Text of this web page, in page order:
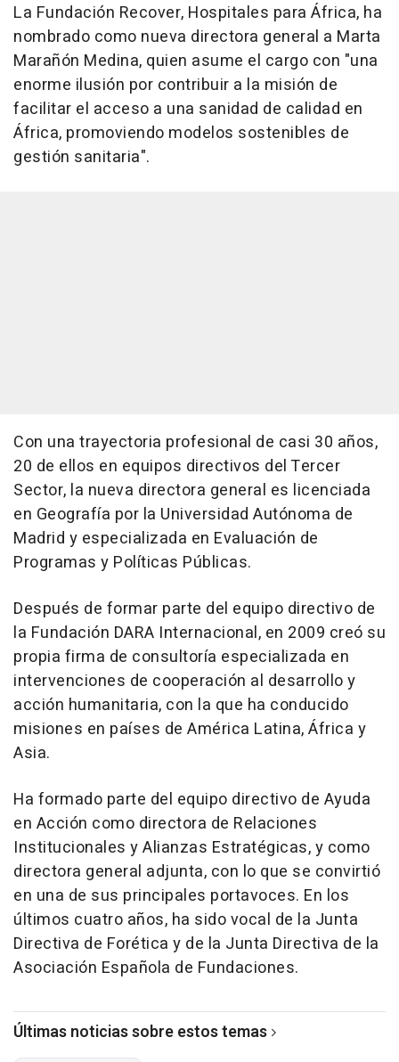
La Fundación Recover, Hospitales para África, ha
nombrado como nueva directora general a Marta
Marañón Medina, quien asume el cargo con "una
enorme ilusión por contribuir a la misión de
facilitar el acceso a una sanidad de calidad en
África, promoviendo modelos sostenibles de
gestión sanitaria".
Con una trayectoria profesional de casi 30 años,
20 de ellos en equipos directivos del Tercer
Sector, la nueva directora general es licenciada
en Geografía por la Universidad Autónoma de
Madrid y especializada en Evaluación de
Programas y Políticas Públicas.
Después de formar parte del equipo directivo de
la Fundación DARA Internacional, en 2009 creó su
propia firma de consultoría especializada en
intervenciones de cooperación al desarrollo y
acción humanitaria, con la que ha conducido
misiones en países de América Latina, África y
Asia.
Ha formado parte del equipo directivo de Ayuda
en Acción como directora de Relaciones
Institucionales y Alianzas Estratégicas, y como
directora general adjunta, con lo que se convirtió
en una de sus principales portavoces. En los
últimos cuatro años, ha sido vocal de la Junta
Directiva de Forética y de la Junta Directiva de la
Asociación Española de Fundaciones.
Últimas noticias sobre estos temas